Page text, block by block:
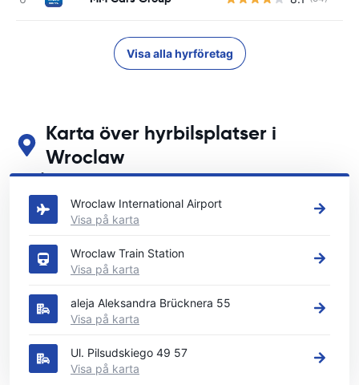
Visa alla hyrföretag
Karta över hyrbilsplatser i
Wroclaw
Se våra huvudsakliga biluthyrningsplatser i Wroclaw
Wroclaw International Airport
Visa på karta
Wroclaw Train Station
Visa på karta
aleja Aleksandra Brücknera 55
Visa på karta
Ul. Pilsudskiego 49 57
Visa på karta